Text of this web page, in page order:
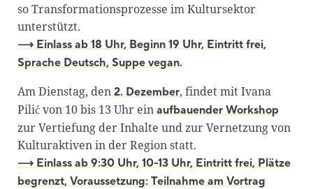
so Transformationsprozesse im Kultursektor
unterstützt.
⟶ Einlass ab 18 Uhr, Beginn 19 Uhr, Eintritt frei,
Sprache Deutsch, Suppe vegan.
Am Dienstag, den 2. Dezember, findet mit Ivana
Pilić von 10 bis 13 Uhr ein aufbauender Workshop
zur Vertiefung der Inhalte und zur Vernetzung von
Kulturaktiven in der Region statt.
⟶ Einlass ab 9:30 Uhr, 10-13 Uhr, Eintritt frei, Plätze
begrenzt, Voraussetzung: Teilnahme am Vortrag